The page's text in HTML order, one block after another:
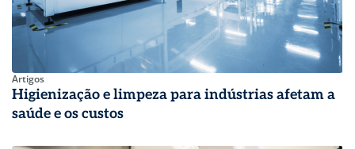
Artigos
Higienização e limpeza para indústrias afetam a
saúde e os custos